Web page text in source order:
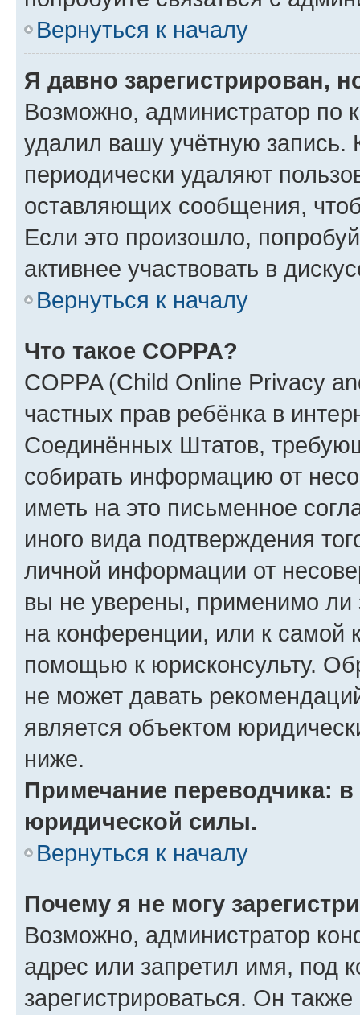
Вернуться к началу
Я давно зарегистрирован,
Возможно, администратор по
удалил вашу учётную запись.
периодически удаляют
оставляющих сообщения,
Если это произошло,
активнее участвовать в
Вернуться к началу
Что такое COPPA?
COPPA (Child Online Privacy
частных прав ребёнка в
Соединённых Штатов,
собирать информацию от
иметь на это письменное
иного вида подтверждения
личной информации от
вы не уверены, применимо ли
на конференции, или к самой
помощью к юрисконсульту.
не может давать
является объектом
ниже.
Примечание переводчика:
юридической силы.
Вернуться к началу
Почему я не могу
Возможно, администратор
адрес или запретил имя, под
зарегистрироваться. Он